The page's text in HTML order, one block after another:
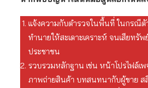
แจ้งความกับตำรวจในพื้นที่ ในกรณี
ทำนายให้สะเดาะเคราะห์ จนเสียทรัพ
ประชาชน
รวบรวมหลักฐาน เช่น หน้าโปรไฟล์เ
ภาพถ่ายสินค้า บทสนทนากับผู้ขาย ส